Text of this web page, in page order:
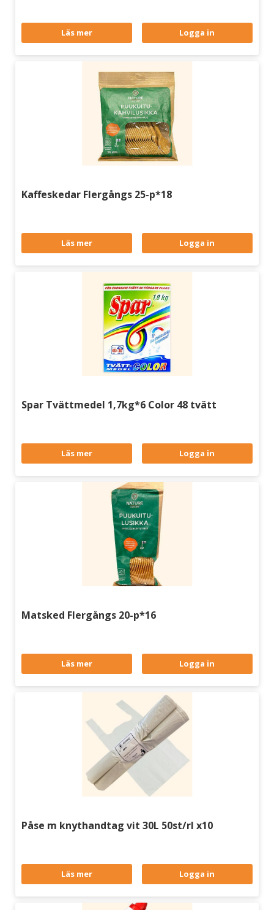
Läs mer Logga in
Kaffeskedar Flergångs 25-p*18
Läs mer Logga in
Spar Tvättmedel 1,7kg*6 Color 48 tvätt
Läs mer Logga in
Matsked Flergångs 20-p*16
Läs mer Logga in
Påse m knythandtag vit 30L 50st/rl x10
Läs mer Logga in